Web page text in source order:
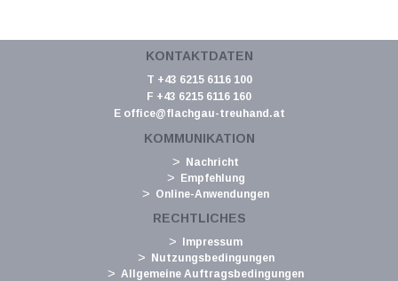
KONTAKTDATEN
T +43 6215 6116 100
F +43 6215 6116 160
E office@flachgau-treuhand.at
KOMMUNIKATION
Nachricht
Empfehlung
Online-Anwendungen
RECHTLICHES
Impressum
Nutzungsbedingungen
Allgemeine Auftragsbedingungen